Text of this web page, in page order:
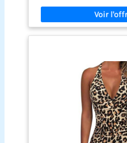
modérés, le col en V met
poitrine. Maillots de bain
taille froncée et le
peuvent bien couvrir
féminin. Matériau : fabriqué
élasthanne de haute
doux et extensible, ce qui
bain très confortable pour
maillot de bain pour femme
plage, la piscine, la lune
vacances d'été, le spa, la
croisière et d'autres
Combinez-le avec un